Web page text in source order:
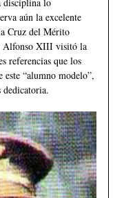
aún la excelente
Cruz del Mérito
Alfonso XIII visitó la
referencias que los
“alumno modelo”,
dedicatoria.